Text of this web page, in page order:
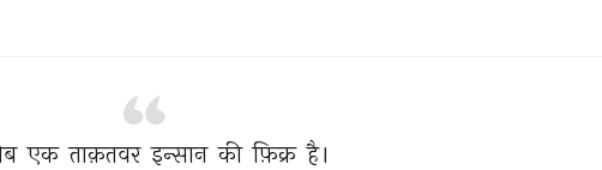
एक ताक़तवर इन्सान की फ़िक्र है।